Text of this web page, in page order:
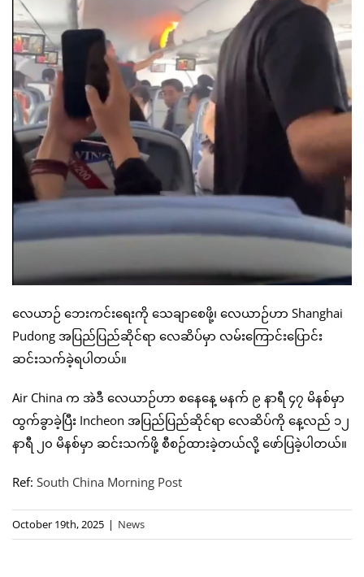
လေယာဉ် ဘေးကင်းရေးကို သေချာစေဖို့၊ လေယာဉ်ဟာ Shanghai
Pudong အပြည်ပြည်ဆိုင်ရာ လေဆိပ်မှာ လမ်းကြောင်းပြောင်း
ဆင်းသက်ခဲ့ရပါတယ်။
Air China က အဲဒီ လေယာဉ်ဟာ စနေနေ့ မနက် ၉ နာရီ ၄၇ မိနစ်မှာ
ထွက်ခွာခဲ့ပြီး Incheon အပြည်ပြည်ဆိုင်ရာ လေဆိပ်ကို နေ့လည် ၁၂
နာရီ ၂၀ မိနစ်မှာ ဆင်းသက်ဖို့ စီစဉ်ထားခဲ့တယ်လို့ ဖော်ပြခဲ့ပါတယ်။
Ref: South China Morning Post
October 19th, 2025 | News